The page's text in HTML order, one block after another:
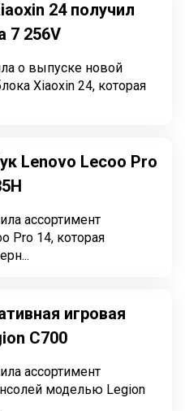
24 получил
7 256V
о выпуске новой
Xiaoxin 24, которая
Lenovo Lecoo Pro
ассортимент
Pro 14, которая
игровая
C700
ассортимент
моделью Legion